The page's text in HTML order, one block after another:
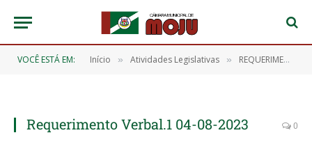
VOCÊ ESTÁ EM: Início » Atividades Legislativas » REQUERIMENTOS 2023
Requerimento Verbal.1 04-08-2023 0